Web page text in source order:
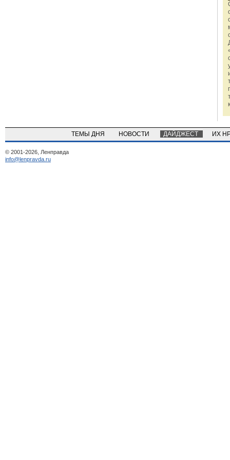
ТЕМЫ ДНЯ НОВОСТИ ДАЙДЖЕСТ ИХ
© 2001-2026, Ленправда
info@lenpravda.ru